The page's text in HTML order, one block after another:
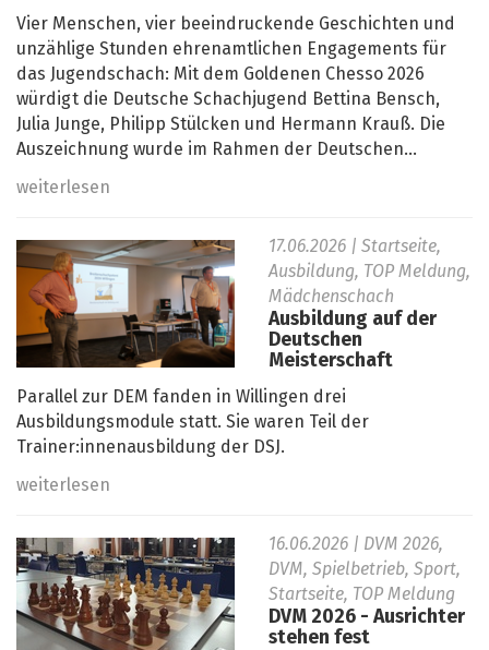
Vier Menschen, vier beeindruckende Geschichten und
unzählige Stunden ehrenamtlichen Engagements für
das Jugendschach: Mit dem Goldenen Chesso 2026
würdigt die Deutsche Schachjugend Bettina Bensch,
Julia Junge, Philipp Stülcken und Hermann Krauß. Die
Auszeichnung wurde im Rahmen der Deutschen...
weiterlesen
17.06.2026 | Startseite,
Ausbildung, TOP Meldung,
Mädchenschach
Ausbildung auf der
Deutschen
Meisterschaft
Parallel zur DEM fanden in Willingen drei
Ausbildungsmodule statt. Sie waren Teil der
Trainer:innenausbildung der DSJ.
weiterlesen
16.06.2026 | DVM 2026,
DVM, Spielbetrieb, Sport,
Startseite, TOP Meldung
DVM 2026 - Ausrichter
stehen fest